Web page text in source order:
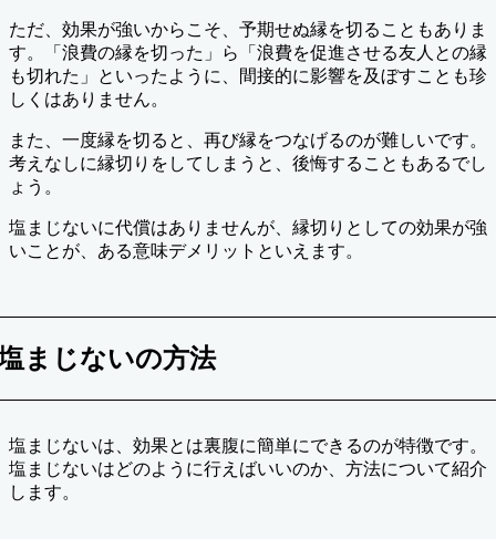
ただ、効果が強いからこそ、予期せぬ縁を切ることもありま
す。「浪費の縁を切った」ら「浪費を促進させる友人との縁
も切れた」といったように、間接的に影響を及ぼすことも珍
しくはありません。
また、一度縁を切ると、再び縁をつなげるのが難しいです。
考えなしに縁切りをしてしまうと、後悔することもあるでし
ょう。
塩まじないに代償はありませんが、縁切りとしての効果が強
いことが、ある意味デメリットといえます。
まじないの方法
塩まじないは、効果とは裏腹に簡単にできるのが特徴です。
塩まじないはどのように行えばいいのか、方法について紹介
します。